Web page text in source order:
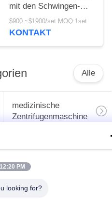
mit den Schwingen-
Rotoren verfügbar
$900 ~$1900/set MOQ:1set
KONTAKT
Alle
medizinische
Zentrifugenmaschine
Blutbank-Zentrifuge
12:20 PM
looking for?